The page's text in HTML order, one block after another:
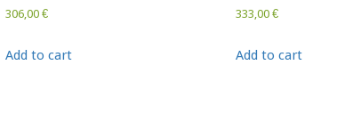
306,00€
Add to cart
333,00€
Add to cart